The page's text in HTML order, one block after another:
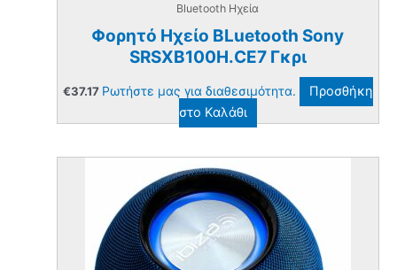
Bluetooth Ηχεία
Φορητό Ηχείο BLuetooth Sony
SRSXB100H.CE7 Γκρι
€37.17 Ρωτήστε μας για διαθεσιμότητα.
Προσθήκη
στο Καλάθι